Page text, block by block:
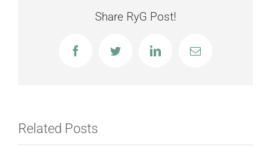
de
Share RyG Post!
FacebookTwitter LinkedInEmail
Related Posts